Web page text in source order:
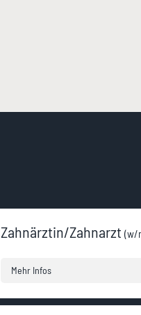
Zahnärztin/Zahnarzt (w/
Mehr Infos